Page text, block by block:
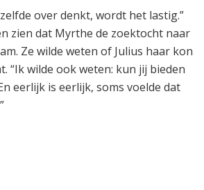
over denkt, wordt het lastig.”
zien dat Myrthe de zoektocht naar
Ze wilde weten of Julius haar kon
“Ik wilde ook weten: kun jij bieden
eerlijk is eerlijk, soms voelde dat